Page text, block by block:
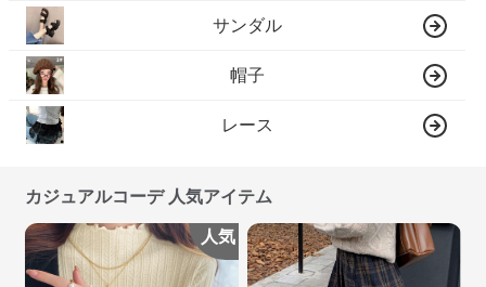
サンダル
帽子
レース
カジュアルコーデ 人気アイテム
人気